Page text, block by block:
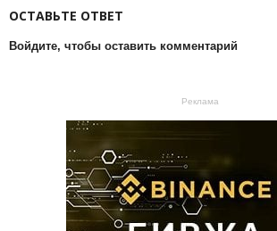
ОСТАВЬТЕ ОТВЕТ
Войдите, чтобы оставить комментарий
Реклама